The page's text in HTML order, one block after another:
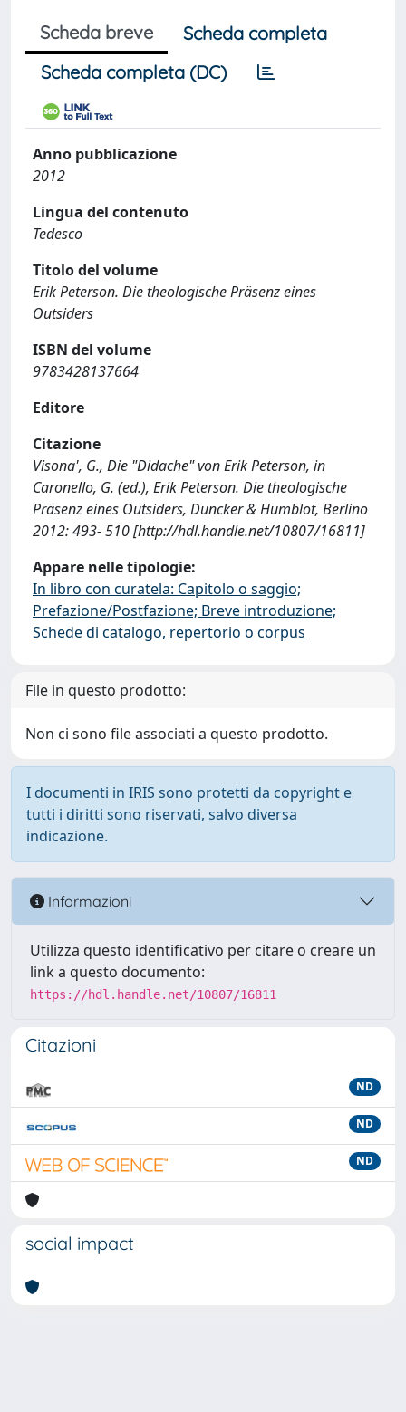
Scheda breve
Scheda completa
Scheda completa (DC)
Anno pubblicazione
2012
Lingua del contenuto
Tedesco
Titolo del volume
Erik Peterson. Die theologische Präsenz eines
Outsiders
ISBN del volume
9783428137664
Editore
Citazione
Visona', G., Die "Didache" von Erik Peterson, in
Caronello, G. (ed.), Erik Peterson. Die theologische
Präsenz eines Outsiders, Duncker & Humblot, Berlino
2012: 493- 510 [http://hdl.handle.net/10807/16811]
Appare nelle tipologie:
In libro con curatela: Capitolo o saggio;
Prefazione/Postfazione; Breve introduzione;
Schede di catalogo, repertorio o corpus
File in questo prodotto:
Non ci sono file associati a questo prodotto.
I documenti in IRIS sono protetti da copyright e
tutti i diritti sono riservati, salvo diversa
indicazione.
Informazioni
Utilizza questo identificativo per citare o creare un
link a questo documento:
https://hdl.handle.net/10807/16811
Citazioni
ND
ND
ND
social impact